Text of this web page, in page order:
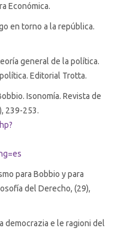
Económica.
en torno a la república.
general de la política.
Editorial Trotta.
Isonomía. Revista de
239-253.
para Bobbio y para
del Derecho, (29),
democrazia e le ragioni del